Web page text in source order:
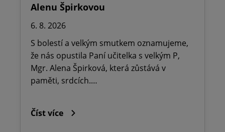
Alenu Špirkovou
6. 8. 2026
S bolestí a velkým smutkem oznamujeme,
že nás opustila Paní učitelka s velkým P,
Mgr. Alena Špirková, která zůstává v
paměti, srdcích.…
Číst více